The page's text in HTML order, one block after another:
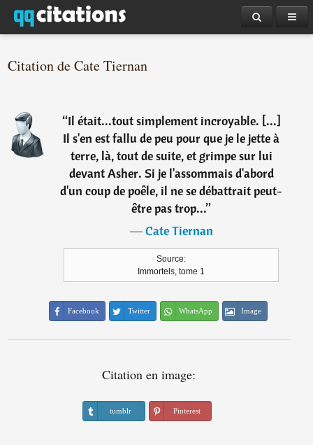
Citation de Cate Tiernan
“Il était...tout simplement incroyable. [...]
Il s'en est fallu de peu pour que je le jette à
terre, là, tout de suite, et grimpe sur lui
devant Asher. Si je l'assommais d'abord
d'un coup de poêle, il ne se débattrait peut-
être pas trop...”
―Cate Tiernan
Source:
Immortels, tome 1
Facebook Twitter WhatsApp Image
Citation en image:
tumblr Pinterest